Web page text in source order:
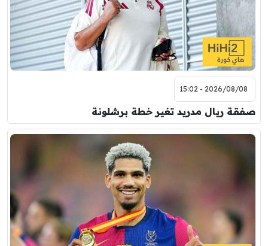
2026/08/08 - 15:02
صفقة ريال مدريد تغير خطة برشلونة